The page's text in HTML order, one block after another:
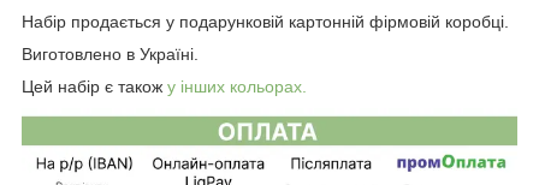
Набір продається у подарунковій картонній фірмовій коробці.
Виготовлено в Україні.
Цей набір є також у інших кольорах.